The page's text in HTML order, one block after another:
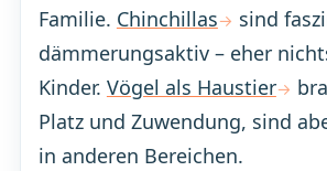
Familie. Chinchillas
sind
dämmerungsaktiv – eher
Kinder. Vögel als Haustier
Platz und Zuwendung, sind
in anderen Bereichen.